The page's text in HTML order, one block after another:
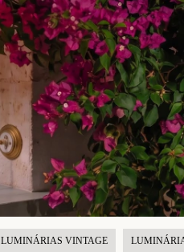
LUMINÁRIAS VINTAGE